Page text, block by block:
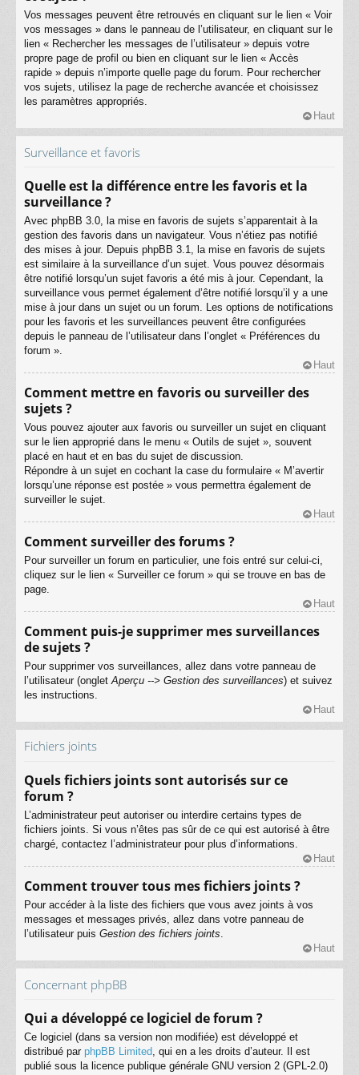
Vos messages peuvent être retrouvés en cliquant sur le lien « Voir
vos messages » dans le panneau de l’utilisateur, en cliquant sur le
lien « Rechercher les messages de l’utilisateur » depuis votre
propre page de profil ou bien en cliquant sur le lien « Accès
rapide » depuis n’importe quelle page du forum. Pour rechercher
vos sujets, utilisez la page de recherche avancée et choisissez
les paramètres appropriés.
Haut
Surveillance et favoris
Quelle est la différence entre les favoris et la
surveillance ?
Avec phpBB 3.0, la mise en favoris de sujets s’apparentait à la
gestion des favoris dans un navigateur. Vous n’étiez pas notifié
des mises à jour. Depuis phpBB 3.1, la mise en favoris de sujets
est similaire à la surveillance d’un sujet. Vous pouvez désormais
être notifié lorsqu’un sujet favoris a été mis à jour. Cependant, la
surveillance vous permet également d’être notifié lorsqu’il y a une
mise à jour dans un sujet ou un forum. Les options de notifications
pour les favoris et les surveillances peuvent être configurées
depuis le panneau de l’utilisateur dans l’onglet « Préférences du
forum ».
Haut
Comment mettre en favoris ou surveiller des
sujets ?
Vous pouvez ajouter aux favoris ou surveiller un sujet en cliquant
sur le lien approprié dans le menu « Outils de sujet », souvent
placé en haut et en bas du sujet de discussion.
Répondre à un sujet en cochant la case du formulaire « M’avertir
lorsqu’une réponse est postée » vous permettra également de
surveiller le sujet.
Haut
Comment surveiller des forums ?
Pour surveiller un forum en particulier, une fois entré sur celui-ci,
cliquez sur le lien « Surveiller ce forum » qui se trouve en bas de
page.
Haut
Comment puis-je supprimer mes surveillances
de sujets ?
Pour supprimer vos surveillances, allez dans votre panneau de
l’utilisateur (ongletAperçu --> Gestion des surveillances) et suivez
les instructions.
Haut
Fichiers joints
Quels fichiers joints sont autorisés sur ce
forum ?
L’administrateur peut autoriser ou interdire certains types de
fichiers joints. Si vous n’êtes pas sûr de ce qui est autorisé à être
chargé, contactez l’administrateur pour plus d’informations.
Haut
Comment trouver tous mes fichiers joints ?
Pour accéder à la liste des fichiers que vous avez joints à vos
messages et messages privés, allez dans votre panneau de
l’utilisateur puis Gestion des fichiers joints
Haut
Concernant phpBB
Qui a développé ce logiciel de forum ?
Ce logiciel (dans sa version non modifiée) est développé et
distribué par phpBB Limited, qui en a les droits d’auteur. Il est
publié sous la licence publique générale GNU version 2 (GPL-2.0)